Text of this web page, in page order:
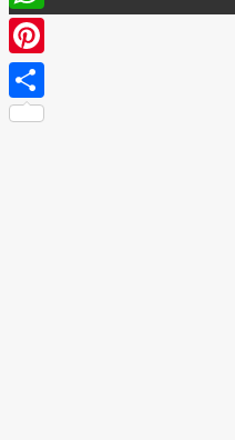
WhatsApp
Pinterest
Share